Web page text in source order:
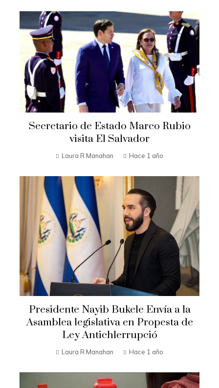
Secretario de Estado Marco Rubio
visita El Salvador
Laura R Manahan Hace 1 año
Presidente Nayib Bukele Envía a la
Asamblea legislativa en Propesta de
Ley Antichlerrupció
Laura R Manahan Hace 1 año